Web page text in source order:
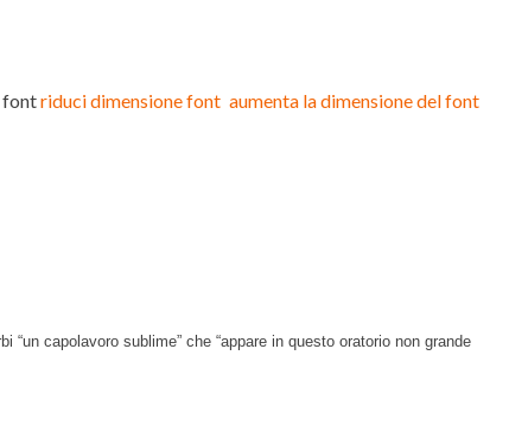
fontriduci dimensione font aumenta la dimensione del font
capolavoro sublime” che “appare in questo oratorio non grande